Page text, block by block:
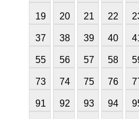
19 20 21 22
37 38 39 40
55 56 57 58
73 74 75 76
91 92 93 94